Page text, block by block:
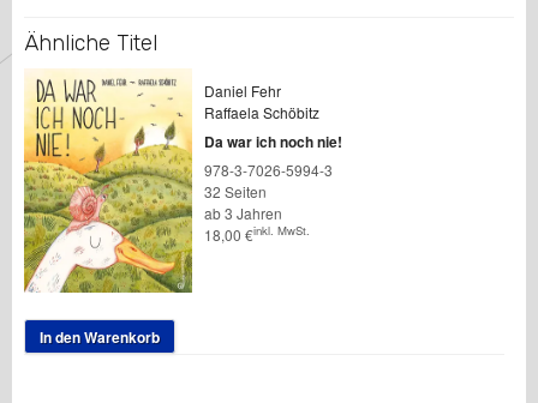
Ähnliche Titel
Daniel Fehr
Raffaela Schöbitz
Da war ich noch nie!
978-3-7026-5994-3
32 Seiten
ab 3 Jahren
18,00 €inkl. MwSt.
In den Warenkorb